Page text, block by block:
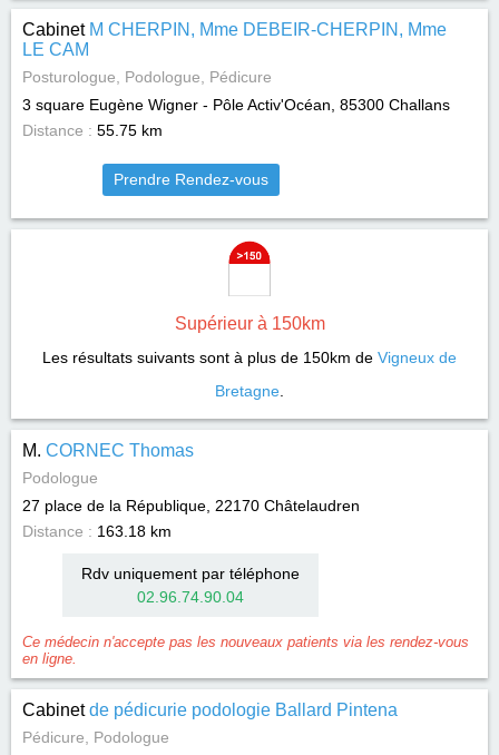
Cabinet M CHERPIN, Mme DEBEIR-CHERPIN, Mme
LE CAM
Posturologue, Podologue, Pédicure
3 square Eugène Wigner - Pôle Activ'Océan, 85300 Challans
Distance : 55.75 km
Prendre Rendez-vous
Supérieur à 150km
Les résultats suivants sont à plus de 150km de Vigneux de
Bretagne
M. CORNEC Thomas
Podologue
27 place de la République, 22170 Châtelaudren
Distance : 163.18 km
Rdv uniquement par téléphone
02.96.74.90.04
Ce médecin n'accepte pas les nouveaux patients via les rendez-vous
en ligne.
Cabinetde pédicurie podologie Ballard Pintena
Pédicure, Podologue